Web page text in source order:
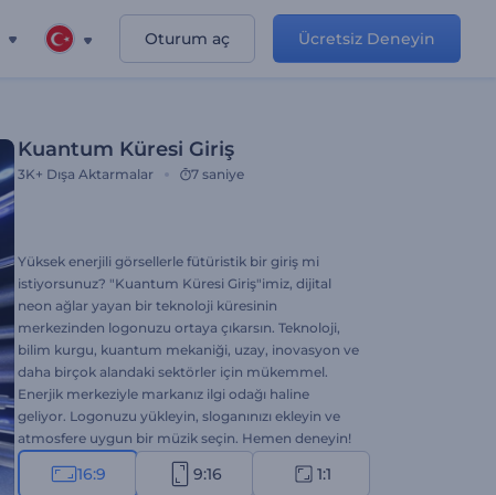
Oturum aç Ücretsiz Deneyin
Kuantum Küresi Giriş
3K+ Dışa Aktarmalar 7 saniye
Yüksek enerjili görsellerle fütüristik bir giriş mi
istiyorsunuz? "Kuantum Küresi Giriş"imiz, dijital
neon ağlar yayan bir teknoloji küresinin
merkezinden logonuzu ortaya çıkarsın. Teknoloji,
bilim kurgu, kuantum mekaniği, uzay, inovasyon ve
daha birçok alandaki sektörler için mükemmel.
Enerjik merkeziyle markanız ilgi odağı haline
geliyor. Logonuzu yükleyin, sloganınızı ekleyin ve
atmosfere uygun bir müzik seçin. Hemen deneyin!
16:9 9:16 1:1